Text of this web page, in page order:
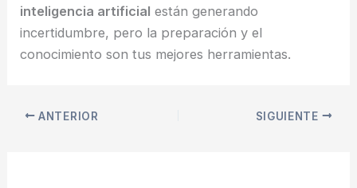
inteligencia artificial están generando
incertidumbre, pero la preparación y el
conocimiento son tus mejores herramientas.
ANTERIOR SIGUIENTE